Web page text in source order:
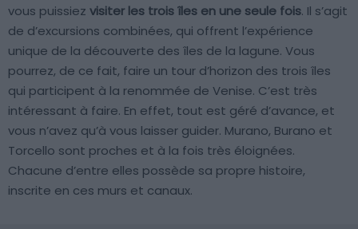
vous puissiez visiter les trois îles en une seule fois. Il s’agit
de d’excursions combinées, qui offrent l’expérience
unique de la découverte des îles de la lagune. Vous
pourrez, de ce fait, faire un tour d’horizon des trois îles
qui participent à la renommée de Venise. C’est très
intéressant à faire. En effet, tout est géré d’avance, et
vous n’avez qu’à vous laisser guider. Murano, Burano et
Torcello sont proches et à la fois très éloignées.
Chacune d’entre elles possède sa propre histoire,
inscrite en ces murs et canaux.